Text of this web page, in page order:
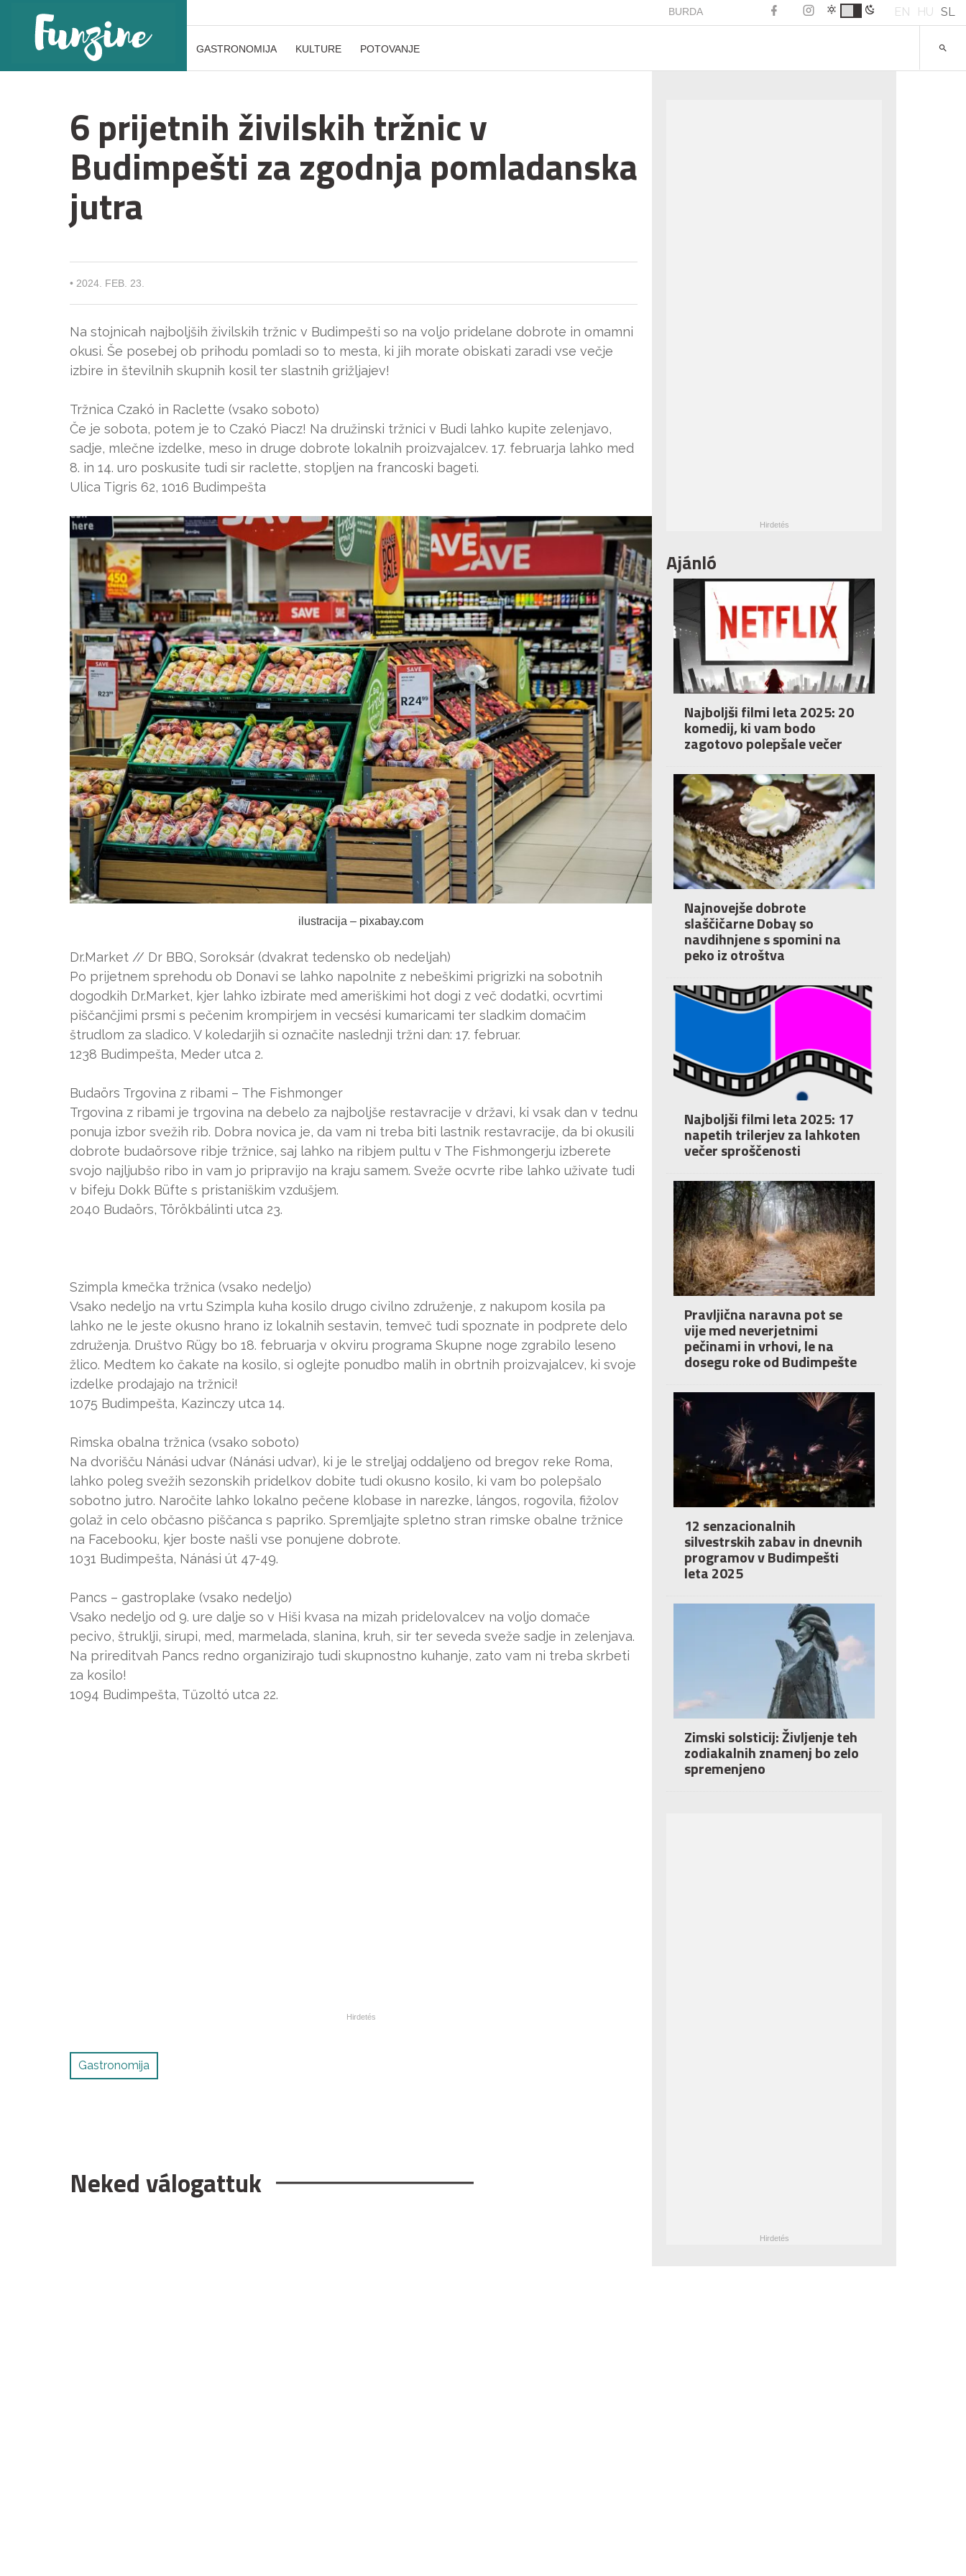
BURDA EN HU SL
GASTRONOMIJA KULTURE POTOVANJE
6 prijetnih živilskih tržnic v
Budimpešti za zgodnja pomladanska
jutra
• 2024. FEB. 23.
Na stojnicah najboljših živilskih tržnic v Budimpešti so na voljo pridelane dobrote in omamni
okusi. Še posebej ob prihodu pomladi so to mesta, ki jih morate obiskati zaradi vse večje
izbire in številnih skupnih kosil ter slastnih grižljajev!
Tržnica Czakó in Raclette (vsako soboto)
Če je sobota, potem je to Czakó Piacz! Na družinski tržnici v Budi lahko kupite zelenjavo,
sadje, mlečne izdelke, meso in druge dobrote lokalnih proizvajalcev. 17. februarja lahko med
8. in 14. uro poskusite tudi sir raclette, stopljen na francoski bageti.
Ulica Tigris 62, 1016 Budimpešta
ilustracija – pixabay.com
Dr.Market // Dr BBQ, Soroksár (dvakrat tedensko ob nedeljah)
Po prijetnem sprehodu ob Donavi se lahko napolnite z nebeškimi prigrizki na sobotnih
dogodkih Dr.Market, kjer lahko izbirate med ameriškimi hot dogi z več dodatki, ocvrtimi
piščančjimi prsmi s pečenim krompirjem in vecsési kumaricami ter sladkim domačim
štrudlom za sladico. V koledarjih si označite naslednji tržni dan: 17. februar.
1238 Budimpešta, Meder utca 2.
Budaörs Trgovina z ribami – The Fishmonger
Trgovina z ribami je trgovina na debelo za najboljše restavracije v državi, ki vsak dan v tednu
ponuja izbor svežih rib. Dobra novica je, da vam ni treba biti lastnik restavracije, da bi okusili
dobrote budaörsove ribje tržnice, saj lahko na ribjem pultu v The Fishmongerju izberete
svojo najljubšo ribo in vam jo pripravijo na kraju samem. Sveže ocvrte ribe lahko uživate tudi
v bifeju Dokk Büfte s pristaniškim vzdušjem.
2040 Budaörs, Törökbálinti utca 23.
Szimpla kmečka tržnica (vsako nedeljo)
Vsako nedeljo na vrtu Szimpla kuha kosilo drugo civilno združenje, z nakupom kosila pa
lahko ne le jeste okusno hrano iz lokalnih sestavin, temveč tudi spoznate in podprete delo
združenja. Društvo Rügy bo 18. februarja v okviru programa Skupne noge zgrabilo leseno
žlico. Medtem ko čakate na kosilo, si oglejte ponudbo malih in obrtnih proizvajalcev, ki svoje
izdelke prodajajo na tržnici!
1075 Budimpešta, Kazinczy utca 14.
Rimska obalna tržnica (vsako soboto)
Na dvorišču Nánási udvar (Nánási udvar), ki je le streljaj oddaljeno od bregov reke Roma,
lahko poleg svežih sezonskih pridelkov dobite tudi okusno kosilo, ki vam bo polepšalo
sobotno jutro. Naročite lahko lokalno pečene klobase in narezke, lángos, rogovila, fižolov
golaž in celo občasno piščanca s papriko. Spremljajte spletno stran rimske obalne tržnice
na Facebooku, kjer boste našli vse ponujene dobrote.
1031 Budimpešta, Nánási út 47-49.
Pancs – gastroplake (vsako nedeljo)
Vsako nedeljo od 9. ure dalje so v Hiši kvasa na mizah pridelovalcev na voljo domače
pecivo, štruklji, sirupi, med, marmelada, slanina, kruh, sir ter seveda sveže sadje in zelenjava.
Na prireditvah Pancs redno organizirajo tudi skupnostno kuhanje, zato vam ni treba skrbeti
za kosilo!
1094 Budimpešta, Tűzoltó utca 22.
Gastronomija
Neked válogattuk
Ajánló
Najboljši filmi leta 2025: 20
komedij, ki vam bodo
zagotovo polepšale večer
Najnovejše dobrote
slaščičarne Dobay so
navdihnjene s spomini na
peko iz otroštva
Najboljši filmi leta 2025: 17
napetih trilerjev za lahkoten
večer sproščenosti
Pravljična naravna pot se
vije med neverjetnimi
pečinami in vrhovi, le na
dosegu roke od Budimpešte
12 senzacionalnih
silvestrskih zabav in dnevnih
programov v Budimpešti
leta 2025
Zimski solsticij: Življenje teh
zodiakalnih znamenj bo zelo
spremenjeno